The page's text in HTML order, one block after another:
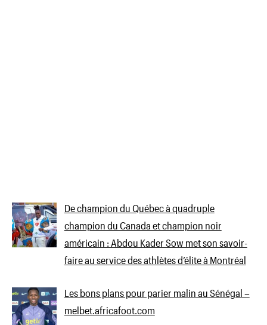
De champion du Québec à quadruple
champion du Canada et champion noir
américain : Abdou Kader Sow met son savoir-
faire au service des athlètes d’élite à Montréal
Les bons plans pour parier malin au Sénégal –
melbet.africafoot.com